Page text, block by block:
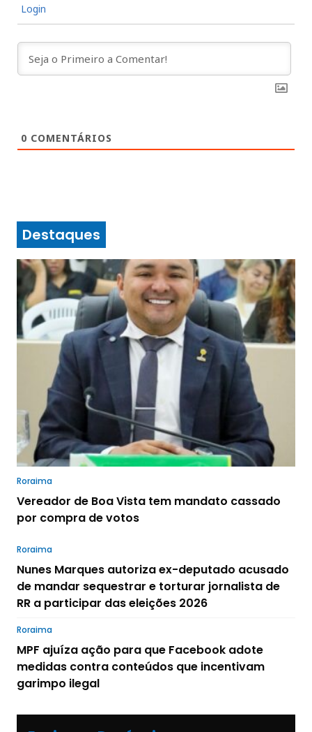
Login
0 COMENTÁRIOS
Destaques
Roraima
Vereador de Boa Vista tem mandato cassado
por compra de votos
Roraima
Nunes Marques autoriza ex-deputado acusado
de mandar sequestrar e torturar jornalista de
RR a participar das eleições 2026
Roraima
MPF ajuíza ação para que Facebook adote
medidas contra conteúdos que incentivam
garimpo ilegal